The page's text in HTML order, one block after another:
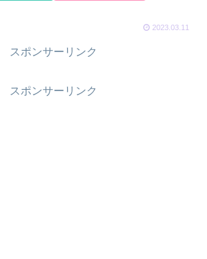
2023.03.11
スポンサーリンク
スポンサーリンク